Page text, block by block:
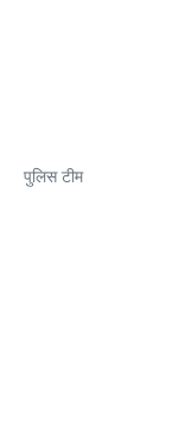
पुलिस टीम